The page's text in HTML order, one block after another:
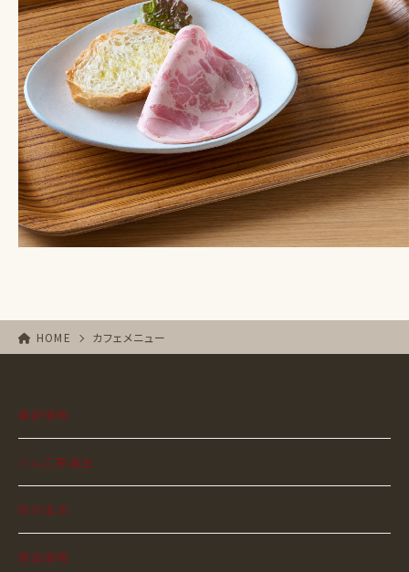
HOME カフェメニュー
最新情報
ハム工房誕生
味の追求
商品情報